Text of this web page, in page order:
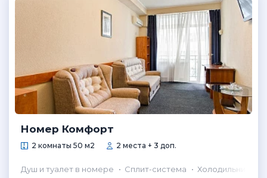
Номер Комфорт
2 комнаты 50 м2 2 места + 3 доп.
Душ и туалет в номере Сплит-система
Холодильник в